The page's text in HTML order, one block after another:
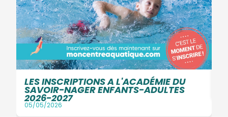
LES INSCRIPTIONS A L'ACADÉMIE DU
SAVOIR-NAGER ENFANTS-ADULTES
2026-2027
05/05/2026